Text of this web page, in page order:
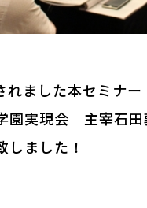
れました本セミナ
園実現会 主宰石田
しました！